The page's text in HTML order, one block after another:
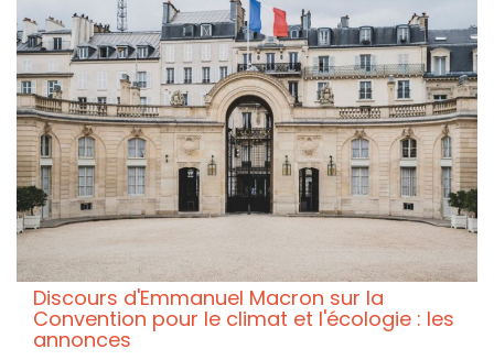
Discours d'Emmanuel Macron sur la
Convention pour le climat et l'écologie : les
annonces